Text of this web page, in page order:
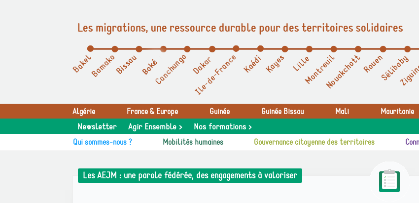
Les migrations, une ressource durable pour des territoires solidaires
Algérie France & Europe Guinée Guinée Bissau Mali Mauritanie
Newsletter Agir Ensemble > Nos formations >
Qui sommes-nous ? Mobilités humaines Gouvernance citoyenne des territoires
Les AEJM : une parole fédérée, des engagements à valoriser